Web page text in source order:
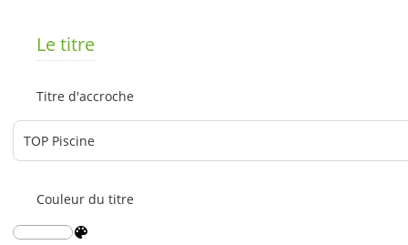
Le titre
Titre d'accroche
Couleur du titre